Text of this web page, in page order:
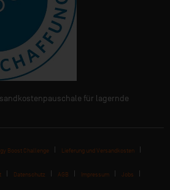
für lagernde
Boost Challenge Lieferung und Versandkosten
Datenschutz AGB Impressum Jobs